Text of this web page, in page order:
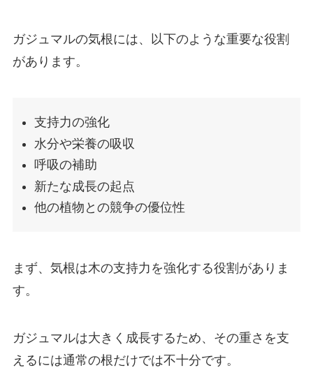
ガジュマルの気根には、以下のような重要な役割
があります。
支持力の強化
水分や栄養の吸収
呼吸の補助
新たな成長の起点
他の植物との競争の優位性
まず、気根は木の支持力を強化する役割がありま
す。
ガジュマルは大きく成長するため、その重さを支
えるには通常の根だけでは不十分です。